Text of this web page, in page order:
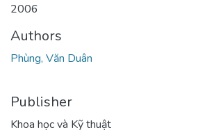
2006
Authors
Phùng, Văn Duân
Publisher
Khoa học và Kỹ thuật